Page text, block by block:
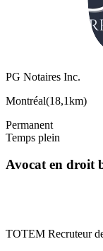
PG Notaires Inc.
Montréal(18,1km)
Permanent
Temps plein
Avocat en droit
TOTEM Recruteur